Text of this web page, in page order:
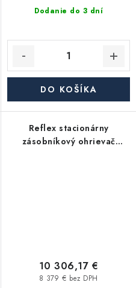
Dodanie do 3 dní
DO KOŠÍKA
Reflex stacionárny
zásobníkový ohrievač
8 379 € bez DPH
10 306,17 €